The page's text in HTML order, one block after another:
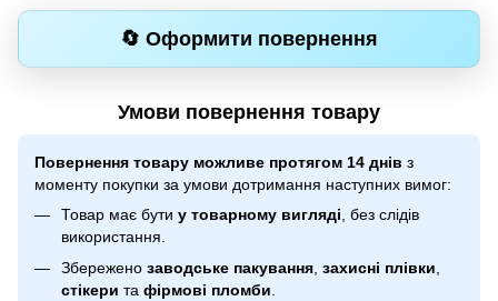
🔄 Оформити повернення
Умови повернення товару
Повернення товару можливе протягом 14 днів з
моменту покупки за умови дотримання наступних вимог:
Товар має бути у товарному вигляді , без слідів
використання.
Збережено заводське пакування захисні плівки
стікери та фірмові пломби